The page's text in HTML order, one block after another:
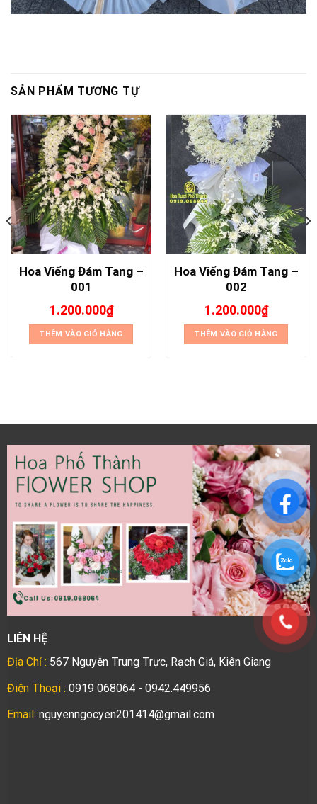
SẢN PHẨM TƯƠNG TỰ
Hoa Viếng Đám Tang –
001
1.200.000₫
THÊM VÀO GIỎ HÀNG
Hoa Viếng Đám Tang –
002
1.200.000₫
THÊM VÀO GIỎ HÀNG
LIÊN HỆ
Địa Chỉ : 567 Nguyễn Trung Trực, Rạch Giá, Kiên Giang
Điện Thoại : 0919 068064 - 0942.449956
Email: nguyenngocyen201414@gmail.com